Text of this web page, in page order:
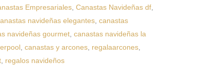
Empresariales, Canastas Navideñas df,
navideñas elegantes, canastas
navideñas gourmet, canastas navideñas la
, canastas y arcones, regalaarcones,
, regalos navideños